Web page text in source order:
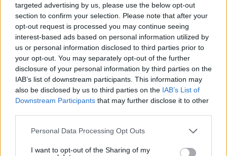
targeted advertising by us, please use the below opt-out
section to confirm your selection. Please note that after your
opt-out request is processed you may continue seeing
interest-based ads based on personal information utilized by
us or personal information disclosed to third parties prior to
your opt-out. You may separately opt-out of the further
disclosure of your personal information by third parties on the
IAB’s list of downstream participants. This information may
also be disclosed by us to third parties on the IAB’s List of
Downstream Participants that may further disclose it to other
Please note that this website/app uses one or more Google
not limited to your visit or usage behaviour. You may click to
Personal Data Processing Opt Outs
I want to opt-out of the Sharing of my
Οργή στο Περού για το βίντεο της σεξουαλικής
επίθεσης μαέστρου σε 26χρονη τραγουδίστρια:
«Σιγά-σιγά θα το ξεπεράσεις» της έλεγαν από τη
μπάντα της
07.08.2026, 07:16